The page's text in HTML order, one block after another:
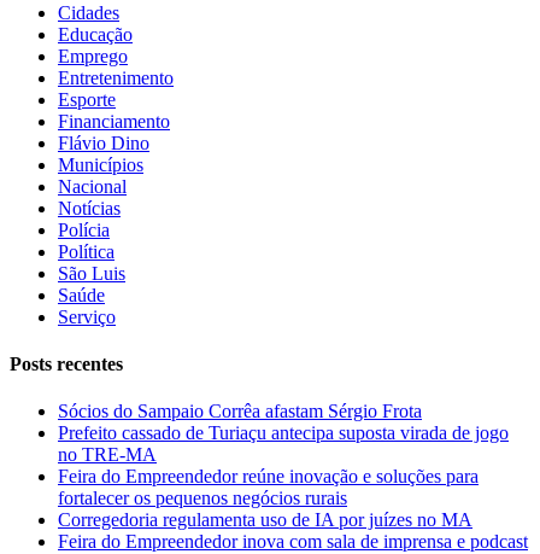
Cidades
Educação
Emprego
Entretenimento
Esporte
Financiamento
Flávio Dino
Municípios
Nacional
Notícias
Polícia
Política
São Luis
Saúde
Serviço
Posts recentes
Sócios do Sampaio Corrêa afastam Sérgio Frota
Prefeito cassado de Turiaçu antecipa suposta virada de jogo
no TRE-MA
Feira do Empreendedor reúne inovação e soluções para
fortalecer os pequenos negócios rurais
Corregedoria regulamenta uso de IA por juízes no MA
Feira do Empreendedor inova com sala de imprensa e podcast